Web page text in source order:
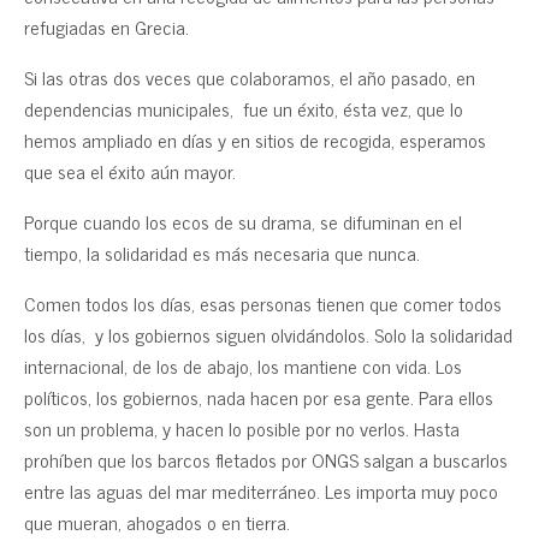
refugiadas en Grecia.
Si las otras dos veces que colaboramos, el año pasado, en
dependencias municipales, fue un éxito, ésta vez, que lo
hemos ampliado en días y en sitios de recogida, esperamos
que sea el éxito aún mayor.
Porque cuando los ecos de su drama, se difuminan en el
tiempo, la solidaridad es más necesaria que nunca.
Comen todos los días, esas personas tienen que comer todos
los días, y los gobiernos siguen olvidándolos. Solo la solidaridad
internacional, de los de abajo, los mantiene con vida. Los
políticos, los gobiernos, nada hacen por esa gente. Para ellos
son un problema, y hacen lo posible por no verlos. Hasta
prohíben que los barcos fletados por ONGS salgan a buscarlos
entre las aguas del mar mediterráneo. Les importa muy poco
que mueran, ahogados o en tierra.